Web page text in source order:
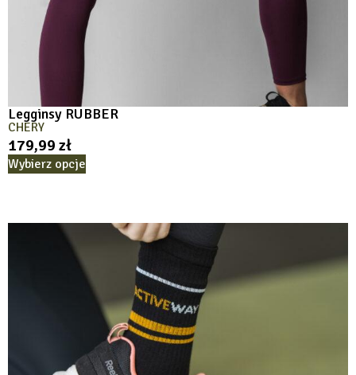
Legginsy RUBBER
CHERY
179,99 zł
Wybierz opcje